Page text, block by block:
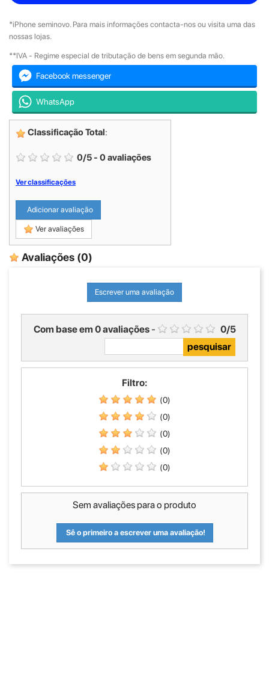
*iPhone seminovo. Para mais informações contacta-nos ou visita uma das
nossas lojas.
**IVA - Regime especial de tributação de bens em segunda mão.
Facebook messenger
WhatsApp
Classificação Total:
0/5 - 0 avaliações
Ver classificações
Adicionar avaliação
Ver avaliações
Avaliações (0)
Escrever uma avaliação
Com base em 0avaliações- 0/5
Filtro:
(0)
(0)
(0)
(0)
(0)
Sem avaliações para o produto
Sê o primeiro a escrever uma avaliação!